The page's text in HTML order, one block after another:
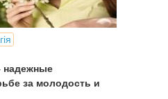
надежные
за молодость и